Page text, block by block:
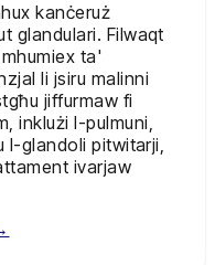
kanċeruż
glandulari. Filwaqt
ta'
li jsiru malinni
jiffurmaw fi
inklużi l-pulmuni,
l-glandoli pitwitarji,
ivarjaw